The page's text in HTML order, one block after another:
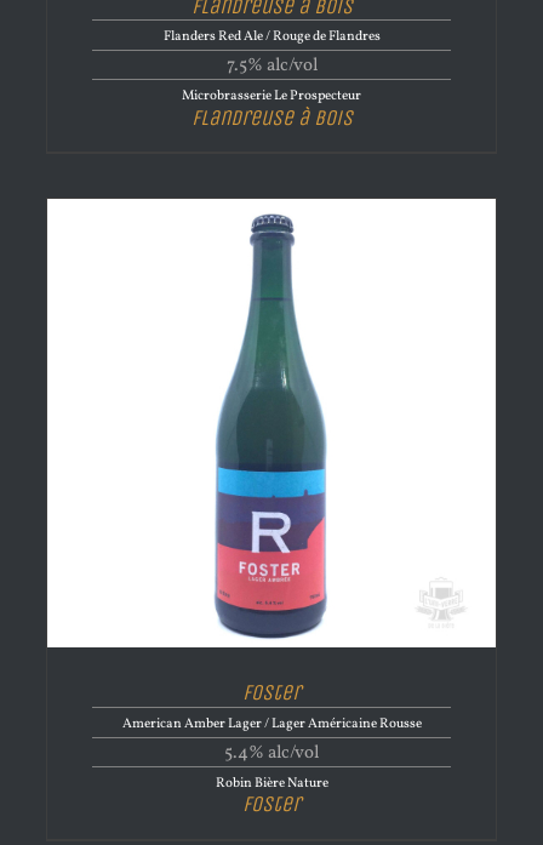
Flanders Red Ale / Rouge de Flandres
7.5% alc/vol
Microbrasserie Le Prospecteur
Flandreuse à Bois
Foster
American Amber Lager / Lager Américaine Rousse
5.4% alc/vol
Robin Bière Nature
Foster